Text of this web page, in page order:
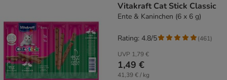
Vitakraft Cat Stick Classic
Ente & Kaninchen (6 x 6 g)
UVP 1,79 €
1,49 €
41,39 € / kg
Rating: 4.8/5 (461)